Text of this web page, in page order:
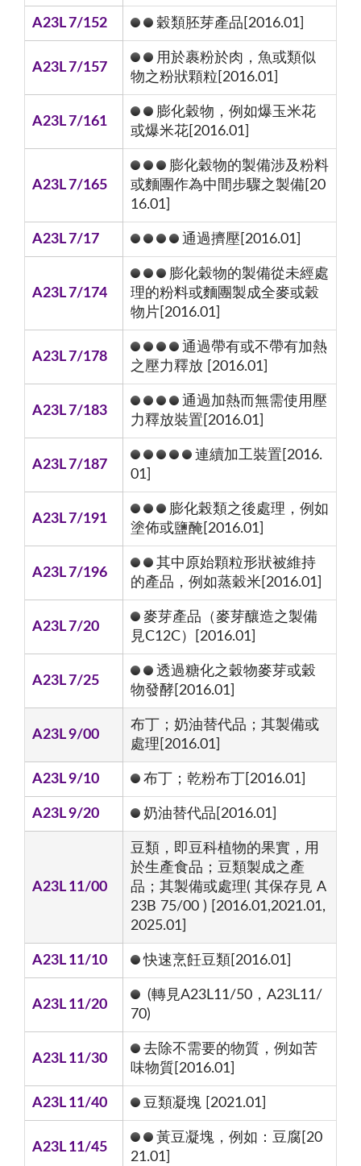
A23L 7/152 穀類胚芽產品[2016.01]
A23L 7/157
用於裹粉於肉，魚或類似
物之粉狀顆粒[2016.01]
A23L 7/161
膨化穀物，例如爆玉米花
或爆米花[2016.01]
A23L 7/165
膨化穀物的製備涉及粉料
或麵團作為中間步驟之製備[20
16.01]
A23L 7/17 通過擠壓[2016.01]
A23L 7/174
膨化穀物的製備從未經處
理的粉料或麵團製成全麥或穀
物片[2016.01]
A23L 7/178
通過帶有或不帶有加熱
之壓力釋放 [2016.01]
A23L 7/183
通過加熱而無需使用壓
力釋放裝置[2016.01]
A23L 7/187
連續加工裝置[2016.
01]
A23L 7/191
膨化榖類之後處理，例如
塗佈或鹽醃[2016.01]
A23L 7/196
其中原始顆粒形狀被維持
的產品，例如蒸穀米[2016.01]
A23L 7/20
麥芽產品（麥芽釀造之製備
見C12C）[2016.01]
A23L 7/25
透過糖化之穀物麥芽或穀
物發酵[2016.01]
A23L 9/00
布丁；奶油替代品；其製備或
處理[2016.01]
A23L 9/10 布丁；乾粉布丁[2016.01]
A23L 9/20 奶油替代品[2016.01]
A23L 11/00
豆類，即豆科植物的果實，用
於生產食品；豆類製成之產
品；其製備或處理( 其保存見 A
23B 75/00 ) [2016.01,2021.01,
2025.01]
A23L 11/10 快速烹飪豆類[2016.01]
A23L 11/20
(轉見A23L11/50，A23L11/
70)
A23L 11/30
去除不需要的物質，例如苦
味物質[2016.01]
A23L 11/40 豆類凝塊 [2021.01]
A23L 11/45
黃豆凝塊，例如：豆腐[20
21.01]